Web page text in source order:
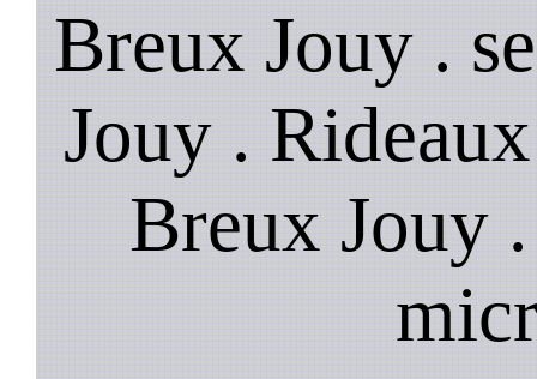
Breux Jouy .
Jouy .
Breux Jouy